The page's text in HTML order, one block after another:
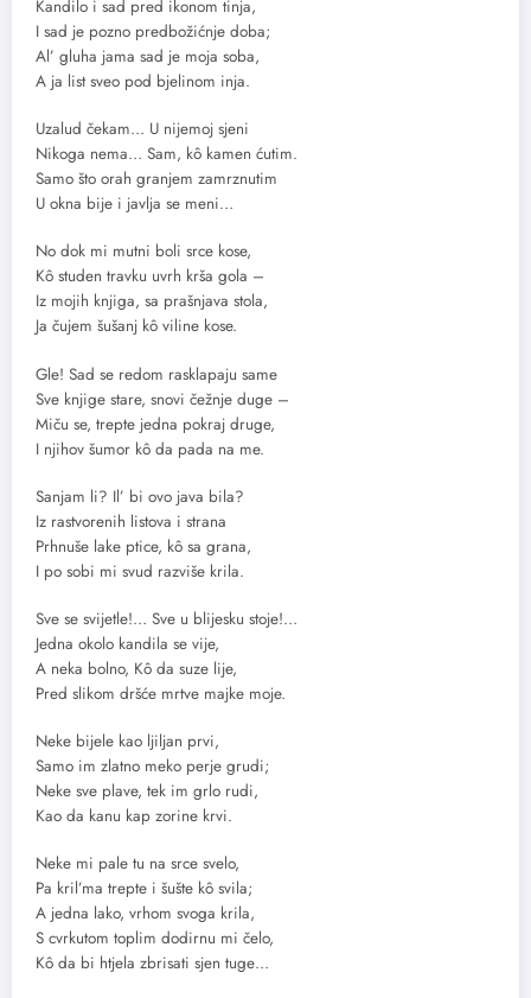
Kandilo i sad pred ikonom tinja,
I sad je pozno predbožićnje doba;
Al’ gluha jama sad je moja soba,
A ja list sveo pod bjelinom inja.
Uzalud čekam… U nijemoj sjeni
Nikoga nema… Sam, kô kamen ćutim.
Samo što orah granjem zamrznutim
U okna bije i javlja se meni…
No dok mi mutni boli srce kose,
Kô studen travku uvrh krša gola –
Iz mojih knjiga, sa prašnjava stola,
Ja čujem šušanj kô viline kose.
Gle! Sad se redom rasklapaju same
Sve knjige stare, snovi čežnje duge –
Miču se, trepte jedna pokraj druge,
I njihov šumor kô da pada na me.
Sanjam li? Il’ bi ovo java bila?
Iz rastvorenih listova i strana
Prhnuše lake ptice, kô sa grana,
I po sobi mi svud razviše krila.
Sve se svijetle!… Sve u blijesku stoje!…
Jedna okolo kandila se vije,
A neka bolno, Kô da suze lije,
Pred slikom dršće mrtve majke moje.
Neke bijele kao ljiljan prvi,
Samo im zlatno meko perje grudi;
Neke sve plave, tek im grlo rudi,
Kao da kanu kap zorine krvi.
Neke mi pale tu na srce svelo,
Pa kril’ma trepte i šušte kô svila;
A jedna lako, vrhom svoga krila,
S cvrkutom toplim dodirnu mi čelo,
Kô da bi htjela zbrisati sjen tuge…